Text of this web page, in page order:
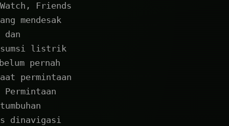
Friends
mendesak
dan
listrik
pernah
permintaan
dinavigasi